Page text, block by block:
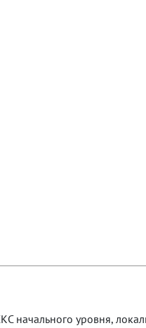
начального уровня,